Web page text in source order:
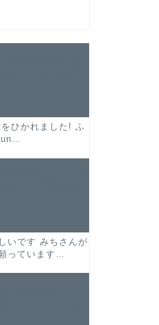
ひかれました! ふ
いです みちさんが
っています…